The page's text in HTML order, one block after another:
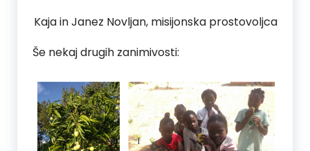
Kaja in Janez Novljan, misijonska prostovoljca
Še nekaj drugih zanimivosti: